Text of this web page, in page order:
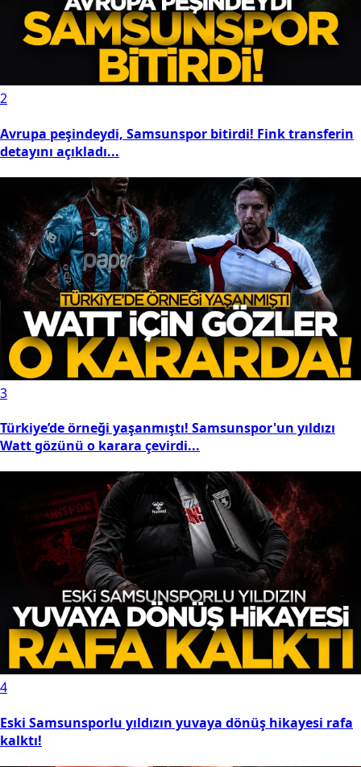
2
Avrupa peşindeydi, Samsunspor bitirdi! Fink transferin
detayını açıkladı...
3
Türkiye’de örneği yaşanmıştı! Samsunspor'un yıldızı
Watt gözünü o karara çevirdi...
4
Eski Samsunsporlu yıldızın yuvaya dönüş hikayesi rafa
kalktı!